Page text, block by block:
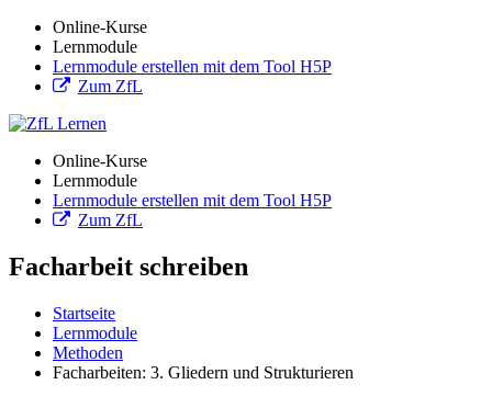
Online-Kurse
Lernmodule
Lernmodule erstellen mit dem Tool H5P
Zum ZfL
Online-Kurse
Lernmodule
Lernmodule erstellen mit dem Tool H5P
Zum ZfL
Facharbeit schreiben
Startseite
Lernmodule
Methoden
Facharbeiten: 3. Gliedern und Strukturieren